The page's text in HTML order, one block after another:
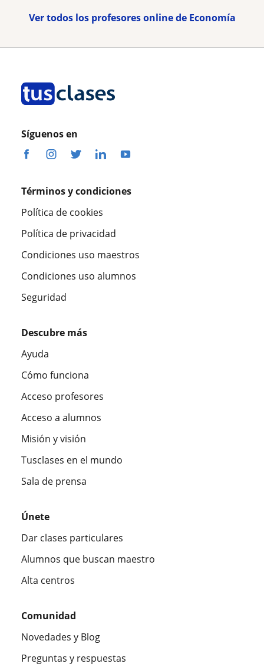
Ver todos los profesores online de Economía
Síguenos en
Términos y condiciones
Política de cookies
Política de privacidad
Condiciones uso maestros
Condiciones uso alumnos
Seguridad
Descubre más
Ayuda
Cómo funciona
Acceso profesores
Acceso a alumnos
Misión y visión
Tusclases en el mundo
Sala de prensa
Únete
Dar clases particulares
Alumnos que buscan maestro
Alta centros
Comunidad
Novedades y Blog
Preguntas y respuestas